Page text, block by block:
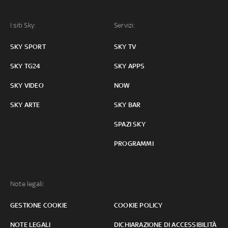
I siti Sky:
SKY SPORT
SKY TG24
SKY VIDEO
SKY ARTE
Servizi:
SKY TV
SKY APPS
NOW
SKY BAR
SPAZI SKY
PROGRAMMI
Note legali:
GESTIONE COOKIE COOKIE POLICY
NOTE LEGALI DICHIARAZIONE DI ACCESSIBILITÀ